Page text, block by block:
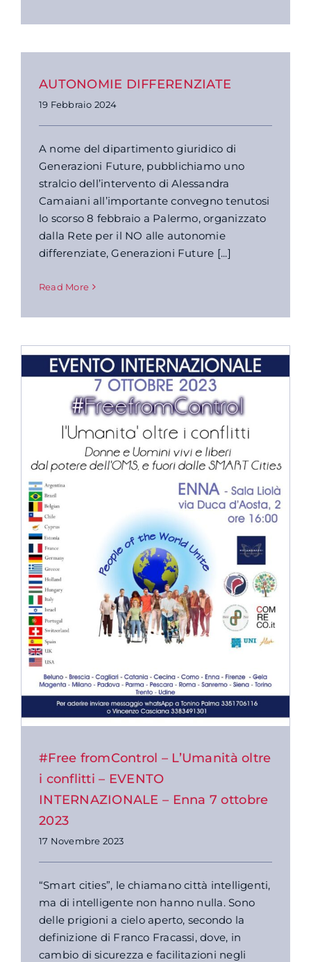
AUTONOMIE DIFFERENZIATE
19 Febbraio 2024
A nome del dipartimento giuridico di
Generazioni Future, pubblichiamo uno
stralcio dell’intervento di Alessandra
Camaiani all’importante convegno tenutosi
lo scorso 8 febbraio a Palermo, organizzato
dalla Rete per il NO alle autonomie
differenziate, Generazioni Future [...]
Read More
#Free fromControl – L’Umanità oltre
i conflitti – EVENTO
INTERNAZIONALE – Enna 7 ottobre
2023
17 Novembre 2023
“Smart cities”, le chiamano città intelligenti,
ma di intelligente non hanno nulla. Sono
delle prigioni a cielo aperto, secondo la
definizione di Franco Fracassi, dove, in
cambio di sicurezza e facilitazioni negli